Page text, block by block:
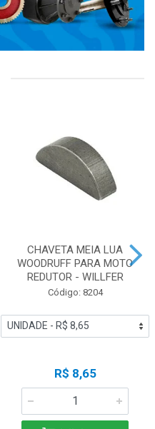
CHAVETA MEIA LUA
WOODRUFF PARA MOTO
REDUTOR - WILLFER
Código: 8204
R$ 8,65